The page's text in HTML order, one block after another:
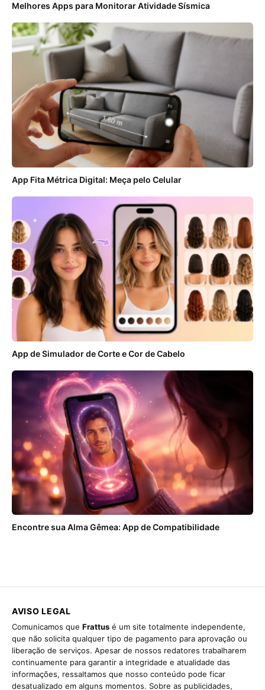
Melhores Apps para Monitorar Atividade Sísmica
App Fita Métrica Digital: Meça pelo Celular
App de Simulador de Corte e Cor de Cabelo
Encontre sua Alma Gêmea: App de Compatibilidade
AVISO LEGAL
Comunicamos que Frattus é um site totalmente independente,
que não solicita qualquer tipo de pagamento para aprovação ou
liberação de serviços. Apesar de nossos redatores trabalharem
continuamente para garantir a integridade e atualidade das
informações, ressaltamos que nosso conteúdo pode ficar
desatualizado em alguns momentos. Sobre as publicidades,